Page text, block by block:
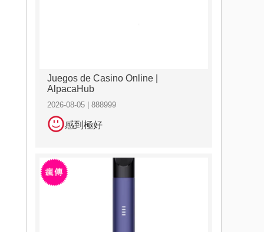
Juegos de Casino Online |
AlpacaHub
2026-08-05 | 888999
感到極好